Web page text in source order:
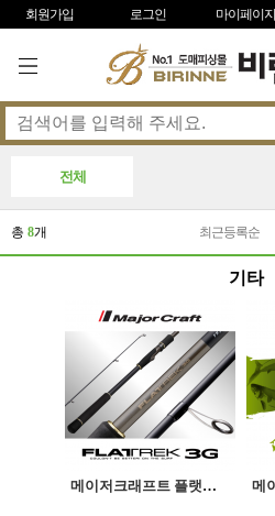
회원가입 로그인 마이페이지
전체
총 8개 최근등록순
기타
메이저크래프트 플랫렉 3G 서프게임모델 광어 농어